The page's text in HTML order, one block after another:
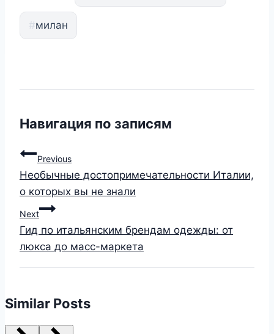
#милан
Навигация по записям
Previous
Необычные достопримечательности Италии,
о которых вы не знали
Next
Гид по итальянским брендам одежды: от
люкса до масс-маркета
Similar Posts